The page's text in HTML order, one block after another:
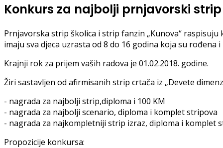
Konkurs za najbolji prnjavorski
Prnjavorska strip školica i strip fanzin „Kunova“
imaju sva djeca uzrasta od 8 do 16 godina koja su
Krajnji rok za prijem vaših radova je 01.02.2018. godine.
Žiri sastavljen od afirmisanih strip crtača iz „Devete
- nagrada za najbolji strip,diploma i 100 KM
- nagrada za najbolji scenario, diploma i komplet stripova
- nagrada za najkompletniji strip izraz, diploma i komplet
Propozicije konkursa: